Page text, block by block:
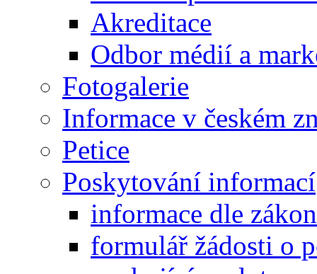
Akreditace
Odbor médií a
Fotogalerie
Informace v českém
Petice
Poskytování informací
informace dle
formulář žádosti o